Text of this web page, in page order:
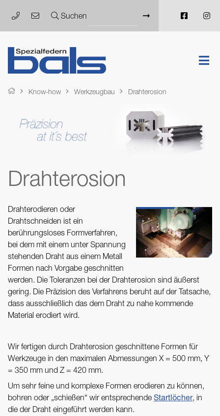
Suchen
Know-how Werkzeugbau Drahterosion
Drahterosion
Drahterodieren oder
Drahtschneiden ist ein
berührungsloses Formverfahren,
bei dem mit einem unter Spannung
stehenden Draht aus einem Metall
Formen nach Vorgabe geschnitten
werden. Die Toleranzen bei der Drahterosion sind äußerst
gering. Die Präzision des Verfahrens beruht auf der Tatsache,
dass ausschließlich das dem Draht zu nahe kommende
Material erodiert wird.
Wir fertigen durch Drahterosion geschnittene Formen für
Werkzeuge in den maximalen Abmessungen X = 500 mm, Y
= 350 mm und Z = 420 mm.
Um sehr feine und komplexe Formen erodieren zu können,
bohren oder „schießen“ wir entsprechende Startlöcher, in
die der Draht eingeführt werden kann.